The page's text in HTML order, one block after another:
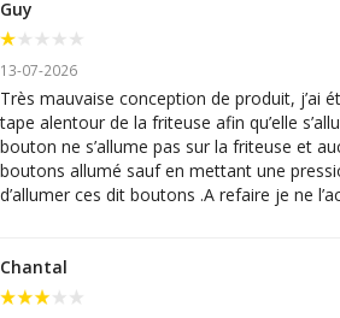
Guy
13-07-2026
Très mauvaise conception de produit, j’ai
tape alentour de la friteuse afin qu’elle
bouton ne s’allume pas sur la friteuse et
boutons allumé sauf en mettant une
d’allumer ces dit boutons .A refaire je ne
Chantal